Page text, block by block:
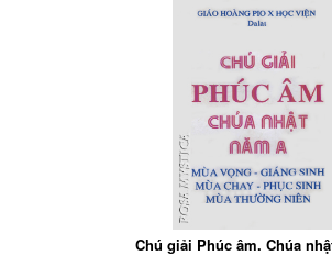
Chú giải Phúc âm. Chúa